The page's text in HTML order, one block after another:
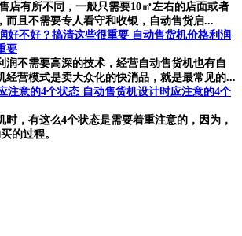
店有所不同，一般只需要10㎡左右的店面或者
而且不需要专人看守和收银，自动售货启...
自动售货机价格利润
要
润不需要高深的技术，经营自动售货机也有自
经营模式是卖大众化的快消品，就是最常见的...
自动售货机设计时应注意的4个
时，有这么4个状态是需要着重注意的，因为，
的过程。